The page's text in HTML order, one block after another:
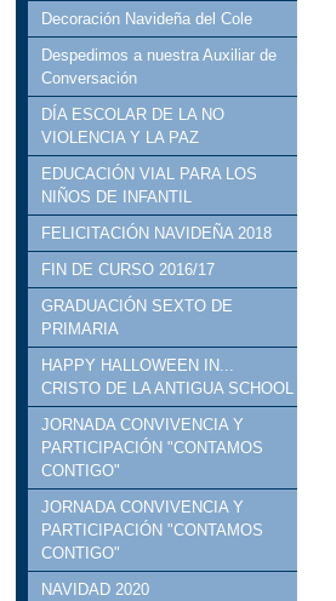
Decoración Navideña del Cole
Despedimos a nuestra Auxiliar de
Conversación
DÍA ESCOLAR DE LA NO
VIOLENCIA Y LA PAZ
EDUCACIÓN VIAL PARA LOS
NIÑOS DE INFANTIL
FELICITACIÓN NAVIDEÑA 2018
FIN DE CURSO 2016/17
GRADUACIÓN SEXTO DE
PRIMARIA
HAPPY HALLOWEEN IN...
CRISTO DE LA ANTIGUA SCHOOL
JORNADA CONVIVENCIA Y
PARTICIPACIÓN "CONTAMOS
CONTIGO"
JORNADA CONVIVENCIA Y
PARTICIPACIÓN "CONTAMOS
CONTIGO"
NAVIDAD 2020